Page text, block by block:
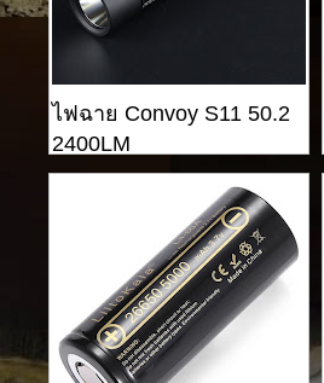
ไฟฉาย Convoy S11 50.2
2400LM